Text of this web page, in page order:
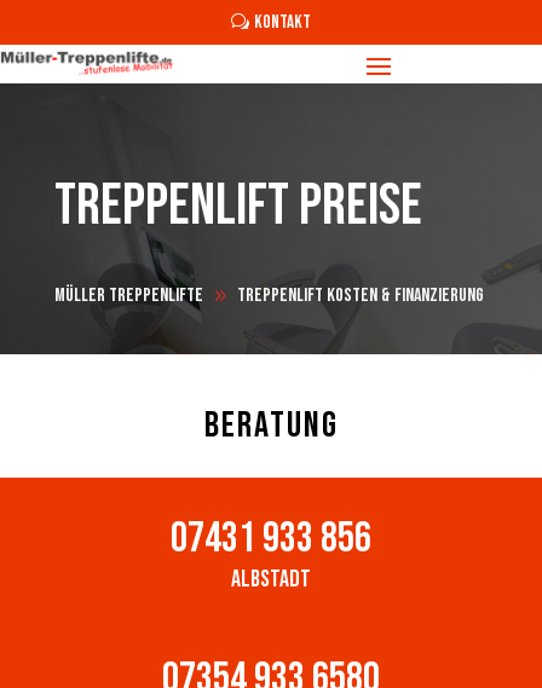
KONTAKT
Treppenlift Preise
Müller Treppenlifte 9 Treppenlift Kosten & Finanzierung
BERATUNG
07431 933 856
Albstadt